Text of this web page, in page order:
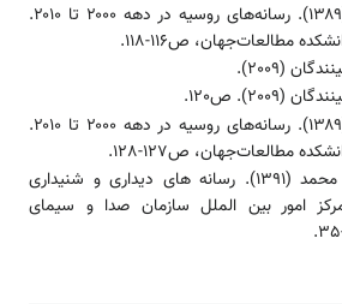
اسدی، اسراء (۱۳۸۹). رسانه‌های روسیه در دهه ۲۰۰۰ تا ۲۰۱۰.
مطالعات‌جهان، ص116-118.
(2009).
ص120.
اسدی، اسراء (۱۳۸۹). رسانه‌های روسیه در دهه ۲۰۰۰ تا ۲۰۱۰.
مطالعات‌جهان، ص127-128.
حسینی، سید محمد (1391). رسانه های دیداری و شنیداری
امور بین الملل سازمان صدا و سیمای